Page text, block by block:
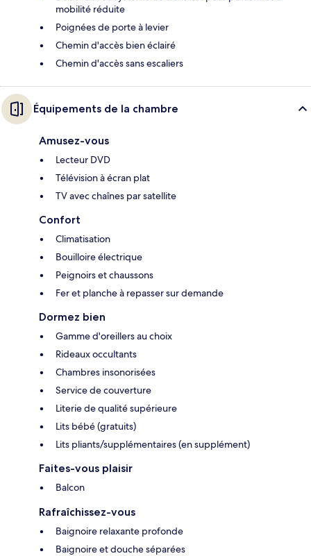
mobilité réduite
Poignées de porte à levier
Chemin d'accès bien éclairé
Chemin d'accès sans escaliers
Équipements de la chambre
Amusez-vous
Lecteur DVD
Télévision à écran plat
TV avec chaînes par satellite
Confort
Climatisation
Bouilloire électrique
Peignoirs et chaussons
Fer et planche à repasser sur demande
Dormez bien
Gamme d'oreillers au choix
Rideaux occultants
Chambres insonorisées
Service de couverture
Literie de qualité supérieure
Lits bébé (gratuits)
Lits pliants/supplémentaires (en supplément)
Faites-vous plaisir
Balcon
Rafraîchissez-vous
Baignoire relaxante profonde
Baignoire et douche séparées